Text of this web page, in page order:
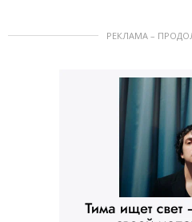
РЕКЛАМА –